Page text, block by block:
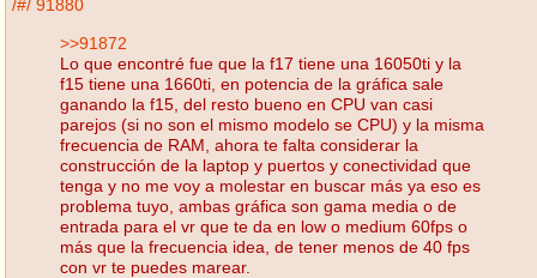
/#/ 91880
>>91872
Lo que encontré fue que la f17 tiene una 16050ti y la
f15 tiene una 1660ti, en potencia de la gráfica sale
ganando la f15, del resto bueno en CPU van casi
parejos (si no son el mismo modelo se CPU) y la misma
frecuencia de RAM, ahora te falta considerar la
construcción de la laptop y puertos y conectividad que
tenga y no me voy a molestar en buscar más ya eso es
problema tuyo, ambas gráfica son gama media o de
entrada para el vr que te da en low o medium 60fps o
más que la frecuencia idea, de tener menos de 40 fps
con vr te puedes marear.